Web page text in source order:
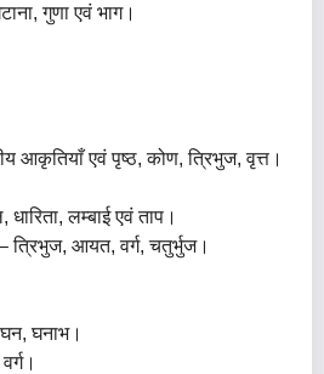
गुणा एवं भाग।
आकृतियाँ एवं पृष्ठ, कोण, त्रिभुज, वृत्त।
लम्बाई एवं ताप।
– त्रिभुज, आयत, वर्ग, चतुर्भुज।
घनाभ।